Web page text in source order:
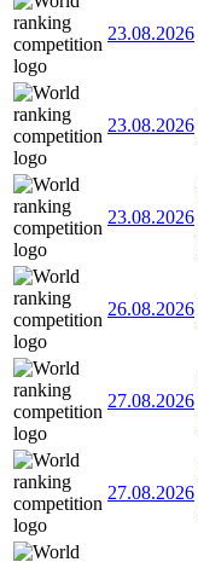
23.08.2026
23.08.2026
23.08.2026
26.08.2026
27.08.2026
27.08.2026